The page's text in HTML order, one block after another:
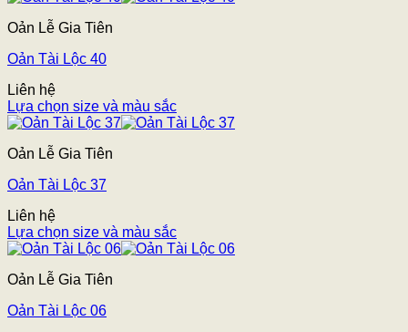
Oản Lễ Gia Tiên
Oản Tài Lộc 40
Liên hệ
Lựa chọn size và màu sắc
Oản Lễ Gia Tiên
Oản Tài Lộc 37
Liên hệ
Lựa chọn size và màu sắc
Oản Lễ Gia Tiên
Oản Tài Lộc 06